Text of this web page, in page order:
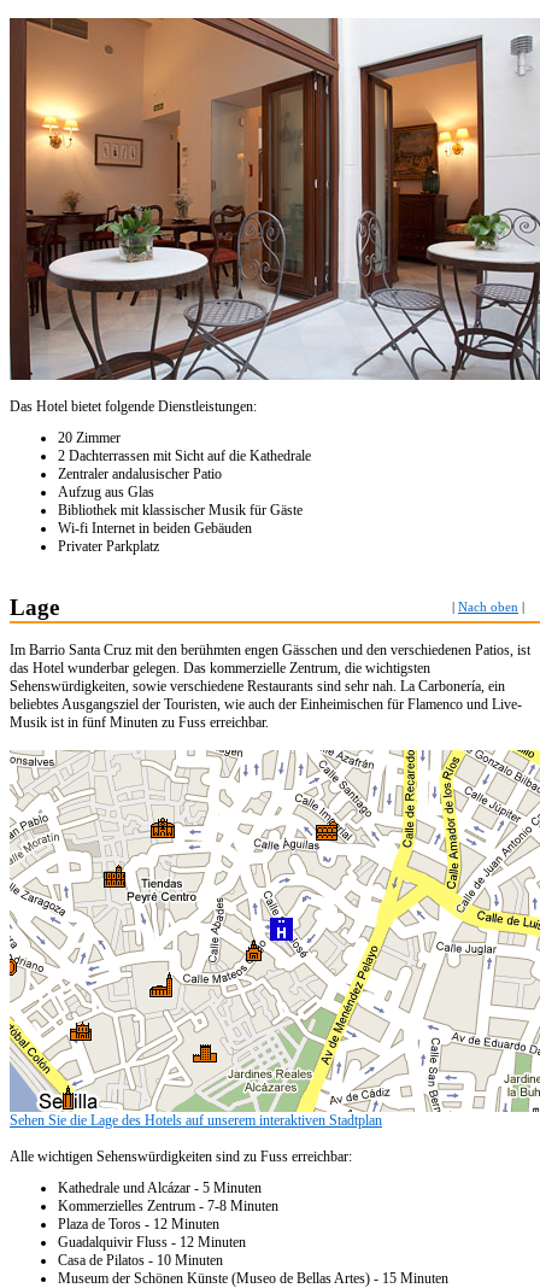
Das Hotel bietet folgende Dienstleistungen:
20 Zimmer
2 Dachterrassen mit Sicht auf die Kathedrale
Zentraler andalusischer Patio
Aufzug aus Glas
Bibliothek mit klassischer Musik für Gäste
Wi-fi Internet in beiden Gebäuden
Privater Parkplatz
Lage Nach oben
Im Barrio Santa Cruz mit den berühmten engen Gässchen und den verschiedenen Patios, ist
das Hotel wunderbar gelegen. Das kommerzielle Zentrum, die wichtigsten
Sehenswürdigkeiten, sowie verschiedene Restaurants sind sehr nah. La Carbonería, ein
beliebtes Ausgangsziel der Touristen, wie auch der Einheimischen für Flamenco und Live-
Musik ist in fünf Minuten zu Fuss erreichbar.
Sehen Sie die Lage des Hotels auf unserem interaktiven Stadtplan
Alle wichtigen Sehenswürdigkeiten sind zu Fuss erreichbar:
Kathedrale und Alcázar - 5 Minuten
Kommerzielles Zentrum - 7-8 Minuten
Plaza de Toros - 12 Minuten
Guadalquivir Fluss - 12 Minuten
Casa de Pilatos - 10 Minuten
Museum der Schönen Künste (Museo de Bellas Artes) - 15 Minuten